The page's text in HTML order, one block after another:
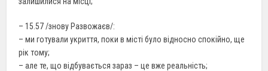
– 15.57 /знову Развожаєв/:
– ми готували укриття, поки в місті було відносно спокійно, ще
рік тому;
– але те, що відбувається зараз – це вже реальність;